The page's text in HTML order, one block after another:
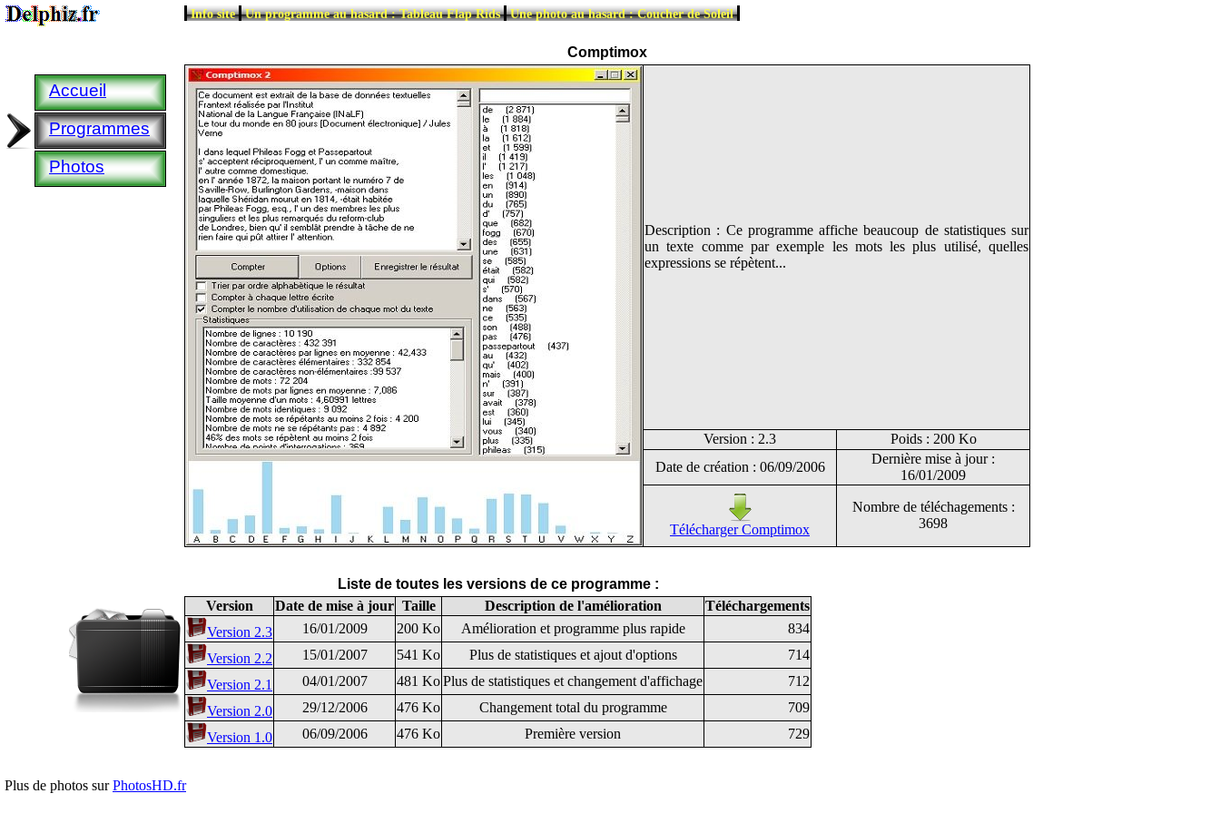
Info site Un programme au hasard : Tableau Flap Rids Une photo au hasard : Coucher de Soleil
Accueil
Programmes
Photos
Comptimox
Description : Ce programme affiche beaucoup de statistiques sur
un texte comme par exemple les mots les plus utilisé, quelles
expressions se répètent...
Version : 2.3
Poids : 200 Ko
Date de création : 06/09/2006
Dernière mise à jour :
16/01/2009
Télécharger Comptimox
Nombre de téléchagements :
3698
Liste de toutes les versions de ce programme :
Version
Date de mise à jour Taille Description de l'amélioration
Téléchargements
Version 2.3
16/01/2009 200 Ko Amélioration et programme plus rapide
834
Version 2.2
15/01/2007 541 Ko Plus de statistiques et ajout d'options
714
Version 2.1
04/01/2007 481 KoPlus de statistiques et changement d'affichage
712
Version 2.0
29/12/2006 476 Ko Changement total du programme
709
Version 1.0
06/09/2006 476 Ko Première version 729
Plus de photos surPhotosHD.fr